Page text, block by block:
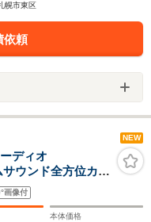
幌市東区
依頼
NEW
ディオ
ウンド全方位カメ
ンステアリングヒ
(前席)
画像付
本体価格